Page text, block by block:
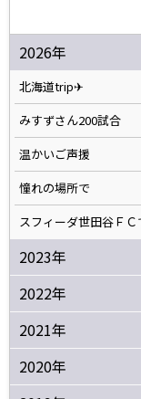
2026年
北海道trip✈
みすずさん200試合
温かいご声援
憧れの場所で
スフィーダ世田谷Ｆ
2023年
2022年
2021年
2020年